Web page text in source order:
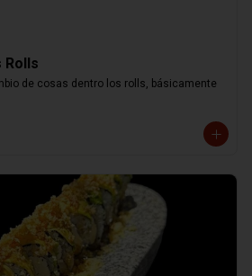
Rolls
de cosas dentro los rolls, básicamente